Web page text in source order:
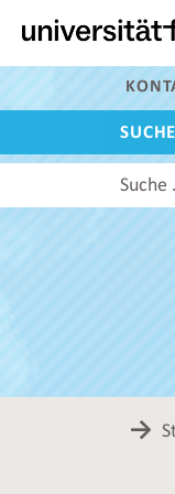
Hauptnavigation
dieser
Zum
dieser
Zur
Diese